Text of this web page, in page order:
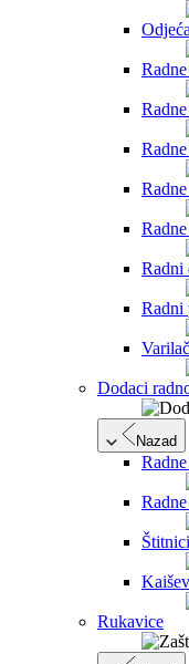
Radni
Radni
Dodaci
Nazad
Rukavice